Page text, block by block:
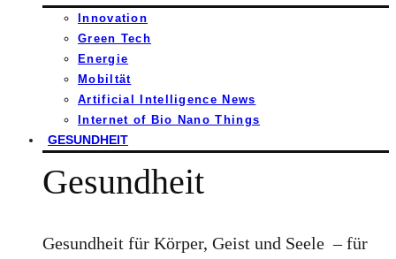
Innovation
Green Tech
Energie
Mobiltät
Artificial Intelligence News
Internet of Bio Nano Things
GESUNDHEIT
Gesundheit
Gesundheit für Körper, Geist und Seele – für